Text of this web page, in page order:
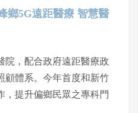
鄉5G遠距醫療 智慧醫
院，配合政府遠距醫療政
顧體系。今年首度和新竹
，提升偏鄉民眾之專科門